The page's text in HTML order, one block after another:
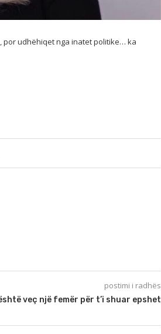
por udhëhiqet nga inatet politike… ka
postimi i radhës
veç një femër për t’i shuar epshet